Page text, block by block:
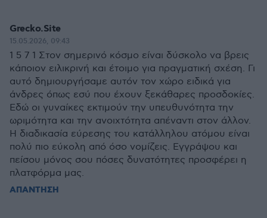
Grecko.Site
15.05.2026, 09:43
1 5 7 1 Στον σημερινό κόσμο είναι δύσκολο να βρεις
κάποιον ειλικρινή και έτοιμο για πραγματική σχέση. Γι
αυτό δημιουργήσαμε αυτόν τον χώρο ειδικά για
άνδρες όπως εσύ που έχουν ξεκάθαρες προσδοκίες.
Εδώ οι γυναίκες εκτιμούν την υπευθυνότητα την
ωριμότητα και την ανοιχτότητα απέναντι στον άλλον.
Η διαδικασία εύρεσης του κατάλληλου ατόμου είναι
πολύ πιο εύκολη από όσο νομίζεις. Εγγράψου και
πείσου μόνος σου πόσες δυνατότητες προσφέρει η
πλατφόρμα μας.
ΑΠΑΝΤΗΣΗ